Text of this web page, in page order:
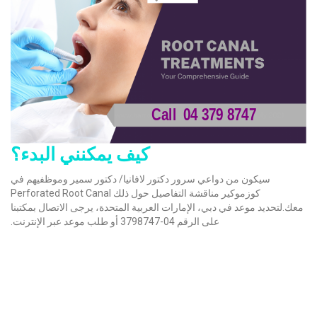
كيف يمكنني البدء؟
سيكون من دواعي سرور دكتور لافانيا/ دكتور سمير وموظفيهم في
كوزموكير مناقشة التفاصيل حول ذلك Perforated Root Canal
معك.لتحديد موعد في دبي، الإمارات العربية المتحدة، يرجى الاتصال بمكتبنا
على الرقم 04-3798747 أو طلب موعد عبر الإنترنت.